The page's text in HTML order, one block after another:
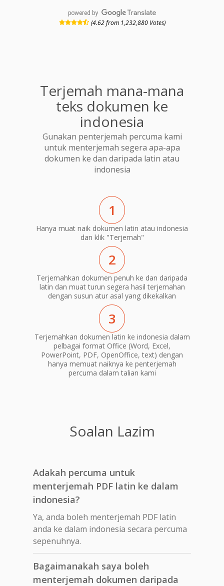
powered by
(4.62 from 1,232,880 Votes)
Terjemah mana-mana
teks dokumen ke
indonesia
Gunakan penterjemah percuma kami
untuk menterjemah segera apa-apa
dokumen ke dan daripada latin atau
indonesia
1
Hanya muat naik dokumen latin atau indonesia
dan klik "Terjemah"
2
Terjemahkan dokumen penuh ke dan daripada
latin dan muat turun segera hasil terjemahan
dengan susun atur asal yang dikekalkan
3
Terjemahkan dokumen latin ke indonesia dalam
pelbagai format Office (Word, Excel,
PowerPoint, PDF, OpenOffice, text) dengan
hanya memuat naiknya ke penterjemah
percuma dalam talian kami
Soalan Lazim
Adakah percuma untuk
menterjemah PDF latin ke dalam
indonesia?
Ya, anda boleh menterjemah PDF latin
anda ke dalam indonesia secara percuma
sepenuhnya.
Bagaimanakah saya boleh
menterjemah dokumen daripada